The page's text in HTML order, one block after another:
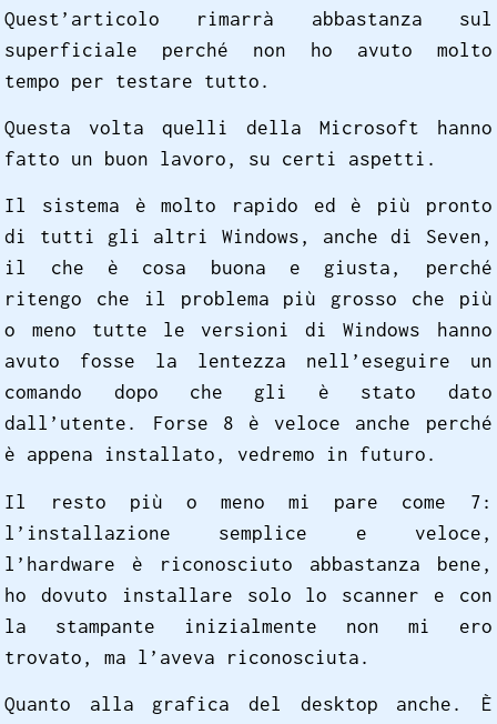
Quest’articolo rimarrà abbastanza sul
superficiale perché non ho avuto molto
tempo per testare tutto.
Questa volta quelli della Microsoft hanno
fatto un buon lavoro, su certi aspetti.
Il sistema è molto rapido ed è più pronto
di tutti gli altri Windows, anche di Seven,
il che è cosa buona e giusta, perché
ritengo che il problema più grosso che più
o meno tutte le versioni di Windows hanno
avuto fosse la lentezza nell’eseguire un
comando dopo che gli è stato dato
dall’utente. Forse 8 è veloce anche perché
è appena installato, vedremo in futuro.
Il resto più o meno mi pare come 7:
l’installazione semplice e veloce,
l’hardware è riconosciuto abbastanza bene,
ho dovuto installare solo lo scanner e con
la stampante inizialmente non mi ero
trovato, ma l’aveva riconosciuta.
Quanto alla grafica del desktop anche. È